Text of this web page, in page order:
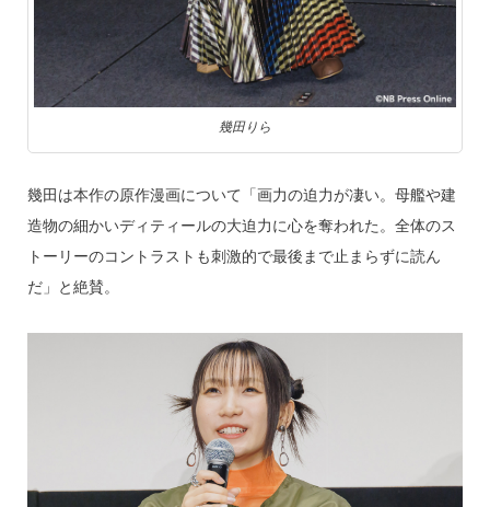
幾田りら
幾田は本作の原作漫画について「画力の迫力が凄い。母艦や建
造物の細かいディティールの大迫力に心を奪われた。全体のス
トーリーのコントラストも刺激的で最後まで止まらずに読ん
だ」と絶賛。